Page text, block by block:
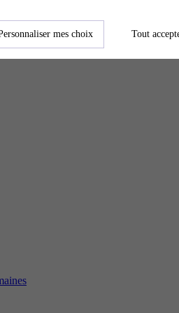
les plus
mes choix Tout